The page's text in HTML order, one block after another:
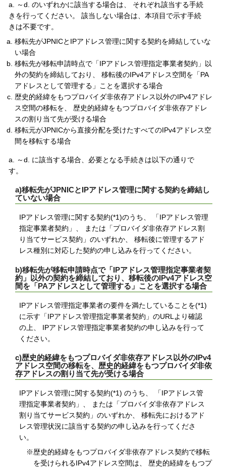
a. ～d. のいずれかに該当する場合は、 それぞれ該当する手続
きを行ってください。 該当しない場合は、本項目で示す手続
きは不要です。
移転先がJPNICとIPアドレス管理に関する契約を締結していな
い場合
移転先が移転申請時点で「IPアドレス管理指定事業者契約」以
外の契約を締結しており、 移転後のIPv4アドレス空間を「PA
アドレスとして管理する」ことを選択する場合
歴史的経緯をもつプロバイダ非依存アドレス以外のIPv4アドレ
ス空間の移転を、 歴史的経緯をもつプロバイダ非依存アドレ
スの割り当て先が受ける場合
移転元がJPNICから直接分配を受けたすべてのIPv4アドレス空
間を移転する場合
a. ～d. に該当する場合、必要となる手続きは以下の通りで
す。
a)移転先がJPNICとIPアドレス管理に関する契約を締結し
ていない場合
IPアドレス管理に関する契約(*1)のうち、 「IPアドレス管理
指定事業者契約」、 または「プロバイダ非依存アドレス割
り当てサービス契約」のいずれか、 移転後に管理するアド
レス種別に対応した契約の申し込みを行ってください。
b)移転先が移転申請時点で「IPアドレス管理指定事業者契
約」以外の契約を締結しており、移転後のIPv4アドレス空
間を「PAアドレスとして管理する」ことを選択する場合
IPアドレス管理指定事業者の要件を満たしていることを(*1)
に示す「IPアドレス管理指定事業者契約」のURLより確認
の上、 IPアドレス管理指定事業者契約の申し込みを行って
ください。
c)歴史的経緯をもつプロバイダ非依存アドレス以外のIPv4
アドレス空間の移転を、歴史的経緯をもつプロバイダ非依
存アドレスの割り当て先が受ける場合
IPアドレス管理に関する契約(*1) のうち、 「IPアドレス管
理指定事業者契約」、 または「プロバイダ非依存アドレス
割り当てサービス契約」のいずれか、 移転先におけるアド
レス管理状況に該当する契約の申し込みを行ってくださ
い。
※歴史的経緯をもつプロバイダ非依存アドレス契約で移転
を受けられるIPv4アドレス空間は、 歴史的経緯をもつプ